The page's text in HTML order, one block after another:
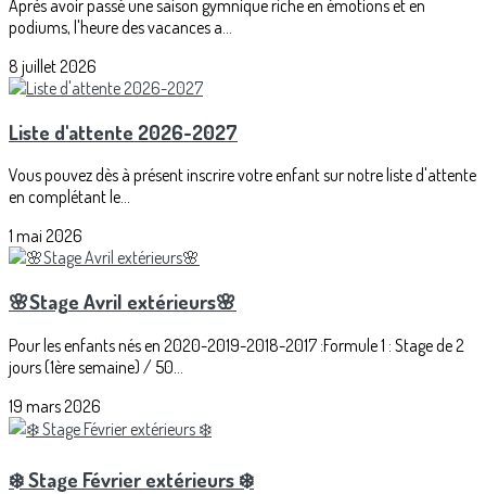
Après avoir passé une saison gymnique riche en émotions et en
podiums, l'heure des vacances a...
8 juillet 2026
Liste d'attente 2026-2027
Vous pouvez dès à présent inscrire votre enfant sur notre liste d'attente
en complétant le...
1 mai 2026
🌸Stage Avril extérieurs🌸
Pour les enfants nés en 2020-2019-2018-2017 :Formule 1 : Stage de 2
jours (1ère semaine) / 50...
19 mars 2026
❄️ Stage Février extérieurs ❄️